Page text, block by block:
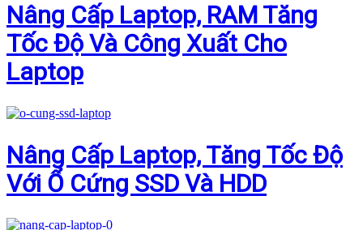
Nâng Cấp Laptop, RAM Tăng
Tốc Độ Và Công Xuất Cho
Laptop
Nâng Cấp Laptop, Tăng Tốc Độ
Với Ổ Cứng SSD Và HDD